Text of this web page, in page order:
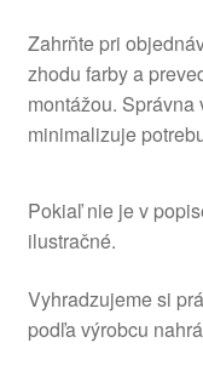
Zahrňte pri
zhodu farby a
montážou.
minimalizuje
Pokiaľ nie je v
ilustračné.
Vyhradzujeme si
podľa výrobcu